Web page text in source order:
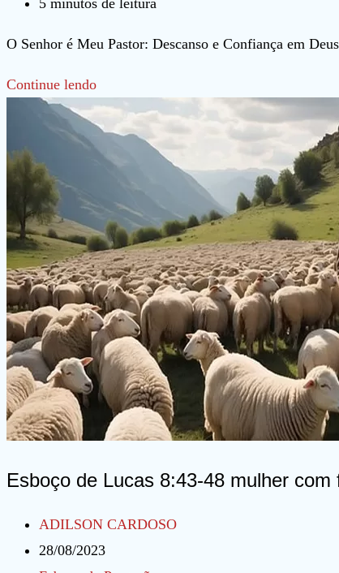
5 minutos de leitura
O Senhor é Meu Pastor: Descanso e Confiança em
Continue lendoEsboço
de
pregação
Salmo
Esboço de Lucas 8:43-48 mulher com
Autor
do
ADILSON CARDOSO
Post
28/08/2023